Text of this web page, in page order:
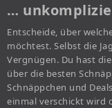
…
Entscheide, über
möchtest. Selbst die
Vergnügen. Du hast
über die besten
Schnäppchen und
einmal verschickt wird